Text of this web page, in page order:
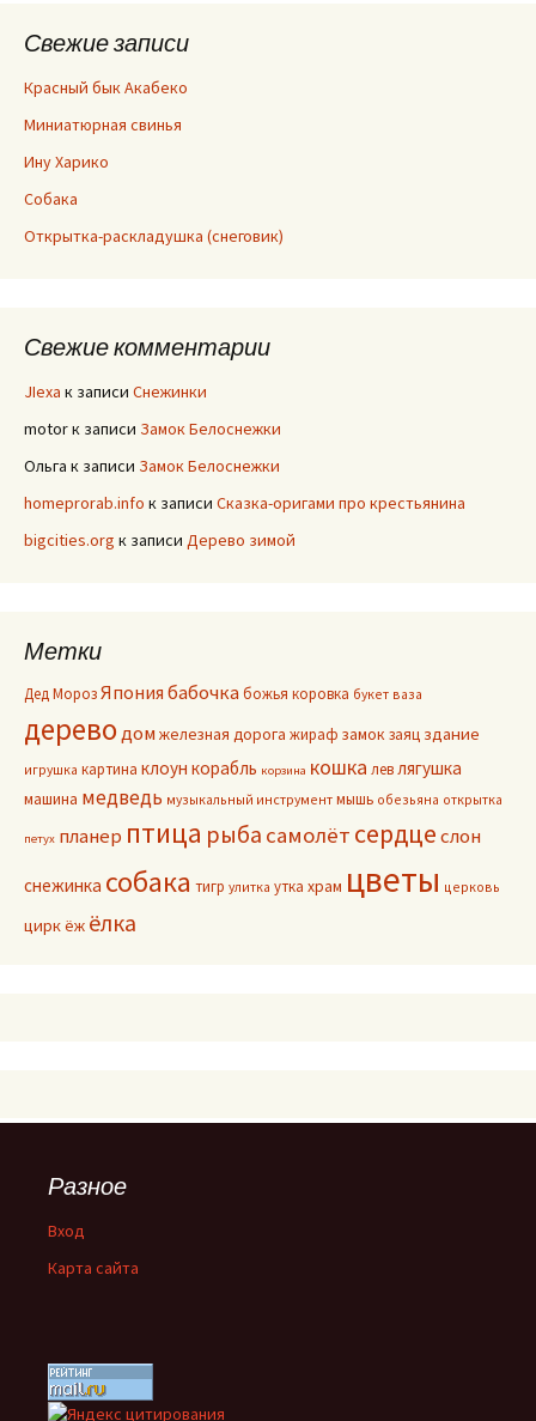
Свежие записи
Красный бык Акабеко
Миниатюрная свинья
Ину Харико
Собака
Открытка-раскладушка (снеговик)
Свежие комментарии
JIexa к записи Снежинки
motorк записи Замок Белоснежки
Ольга к записи Замок Белоснежки
homeprorab.info к записи Сказка-оригами про крестьянина
bigcities.org к записи Дерево зимой
Метки
Дед МорозЯпония бабочкабожья коровка букет ваза
дереводомжелезная дорога жираф замокзаяц здание
игрушка картина клоун корабль корзина кошка левлягушка
машина медведь музыкальный инструмент мышь обезьяна открытка
петух планер птица рыба самолёт сердцеслон
снежинка собака тигр улитка утка храм цветы церковь
циркёж ёлка
Разное
Вход
Карта сайта